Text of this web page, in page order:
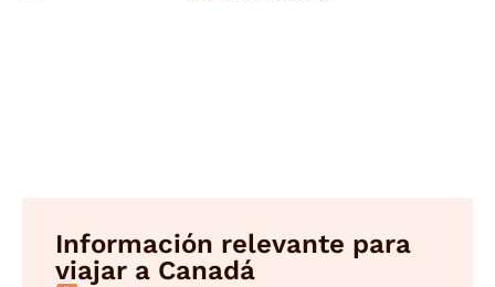
Información relevante para
viajar a Canadá